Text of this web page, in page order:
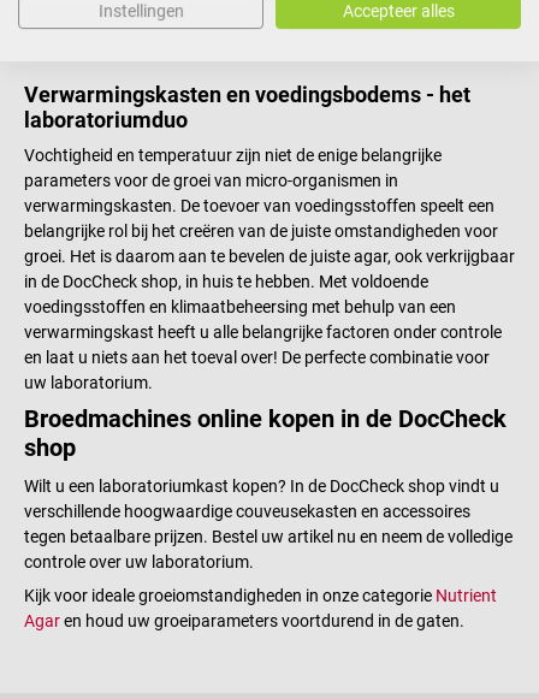
laboratoria kunnen deze ideale omstandigheden garanderen. Zo
Verwarmingskasten en voedingsbodems - het
laboratoriumduo
Vochtigheid en temperatuur zijn niet de enige belangrijke
parameters voor de groei van micro-organismen in
verwarmingskasten. De toevoer van voedingsstoffen speelt een
belangrijke rol bij het creëren van de juiste omstandigheden voor
groei. Het is daarom aan te bevelen de juiste agar, ook verkrijgbaar
in de DocCheck shop, in huis te hebben. Met voldoende
voedingsstoffen en klimaatbeheersing met behulp van een
verwarmingskast heeft u alle belangrijke factoren onder controle
en laat u niets aan het toeval over! De perfecte combinatie voor
uw laboratorium.
Broedmachines online kopen in de DocCheck
shop
Wilt u een laboratoriumkast kopen? In de DocCheck shop vindt u
verschillende hoogwaardige couveusekasten en accessoires
tegen betaalbare prijzen. Bestel uw artikel nu en neem de volledige
controle over uw laboratorium.
Kijk voor ideale groeiomstandigheden in onze categorie Nutrient
Agaren houd uw groeiparameters voortdurend in de gaten.
Instellingen Accepteer alles